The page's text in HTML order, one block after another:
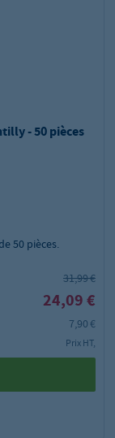
- 50 pièces
50 pièces.
31,99 €
24,09 €
7,90 €
Prix HT,